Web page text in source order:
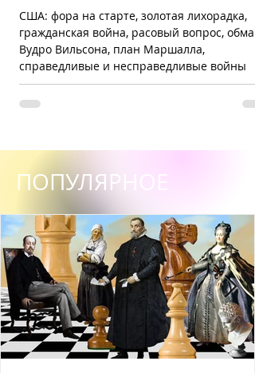
США: фора на старте, золотая лихорадка,
гражданская война, расовый вопрос, обман
Вудро Вильсона, план Маршалла,
справедливые и несправедливые войны
ПОПУЛЯРНОЕ